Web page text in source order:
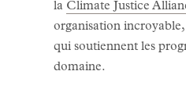
la Climate Justice
organisation
qui soutiennent les
domaine.